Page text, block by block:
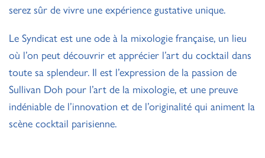
serez sûr de vivre une expérience gustative unique.
Le Syndicat est une ode à la mixologie française, un lieu
où l’on peut découvrir et apprécier l’art du cocktail dans
toute sa splendeur. Il est l’expression de la passion de
Sullivan Doh pour l’art de la mixologie, et une preuve
indéniable de l’innovation et de l’originalité qui animent la
scène cocktail parisienne.